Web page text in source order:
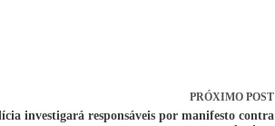
PRÓXIMO POST
investigará responsáveis por manifesto contra